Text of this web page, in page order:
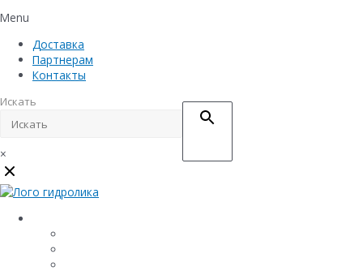
Menu
Доставка
Партнерам
Контакты
Искать
×